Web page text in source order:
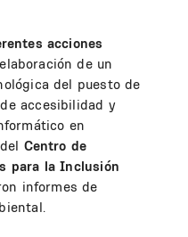
acciones
de un
del puesto de
accesibilidad y
en
Centro de
para la Inclusión
informes de